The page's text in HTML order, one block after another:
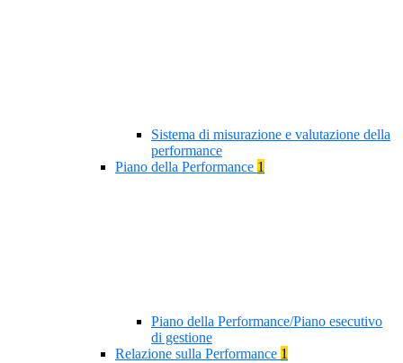
Sistema di misurazione e valutazione della
performance
Piano della Performance 1
Piano della Performance/Piano esecutivo
di gestione
Relazione sulla Performance 1